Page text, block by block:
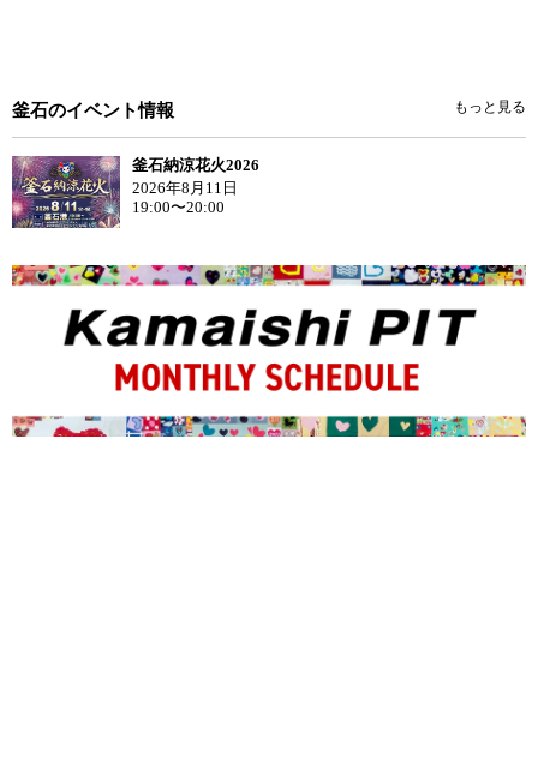
釜石のイベント情報 もっと見る
釜石納涼花火2026
2026年8月11日
19:00〜20:00